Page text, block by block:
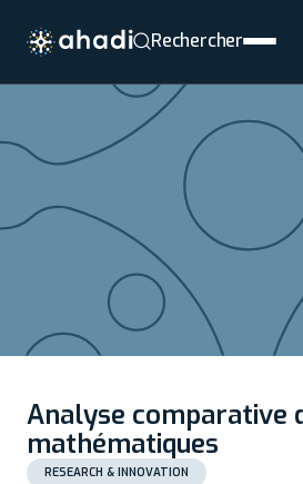
Rechercher
Analyse comparative
mathématiques
RESEARCH & INNOVATION